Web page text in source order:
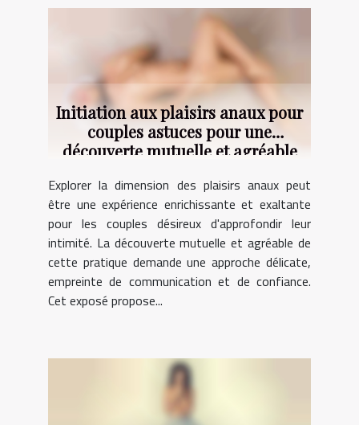
Initiation aux plaisirs anaux pour
couples astuces pour une
découverte mutuelle et agréable
Explorer la dimension des plaisirs anaux peut
être une expérience enrichissante et exaltante
pour les couples désireux d'approfondir leur
intimité. La découverte mutuelle et agréable de
cette pratique demande une approche délicate,
empreinte de communication et de confiance.
Cet exposé propose...